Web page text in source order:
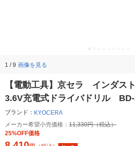
1 / 9 画像を見る
【電動工具】京セラ インダス
3.6V充電式ドライバドリル
ブランド： KYOCERA
メーカー希望小売価格： 11,330円（税込）
25%OFF価格